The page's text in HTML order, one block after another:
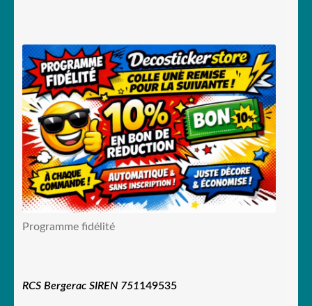
Programme fidélité
RCS Bergerac SIREN 751149535